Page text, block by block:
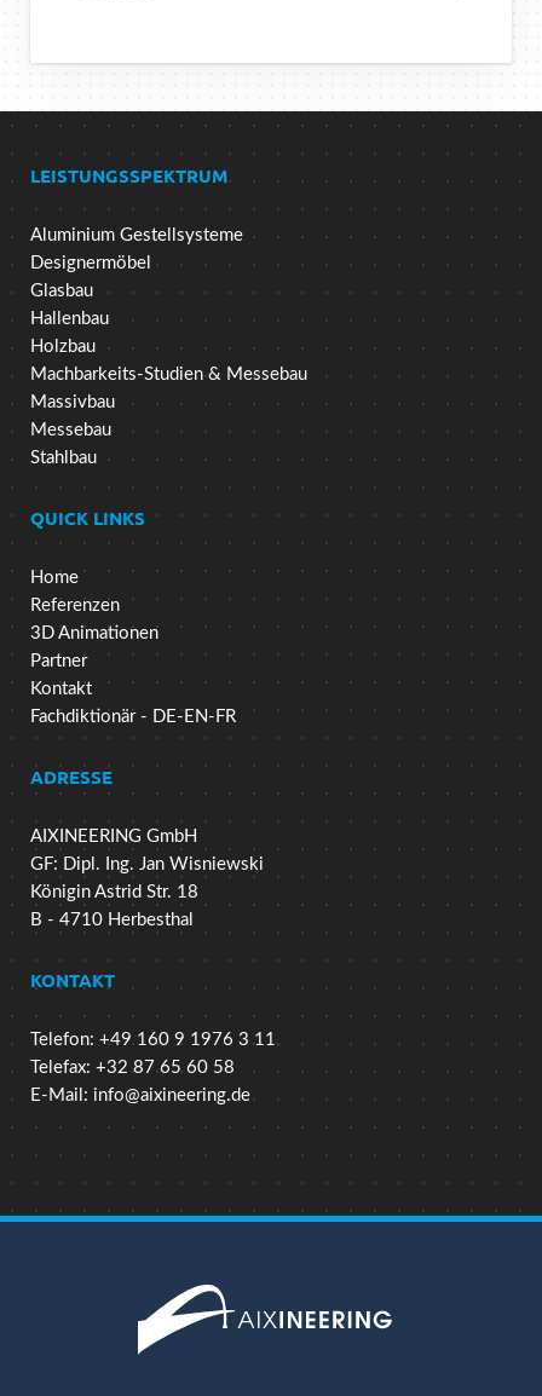
LEISTUNGSSPEKTRUM
Aluminium Gestellsysteme
Designermöbel
Glasbau
Hallenbau
Holzbau
Machbarkeits-Studien & Messebau
Massivbau
Messebau
Stahlbau
QUICK LINKS
Home
Referenzen
3D Animationen
Partner
Kontakt
Fachdiktionär - DE-EN-FR
ADRESSE
AIXINEERING GmbH
GF: Dipl. Ing. Jan Wisniewski
Königin Astrid Str. 18
B - 4710 Herbesthal
KONTAKT
Telefon: +49 160 9 1976 3 11
Telefax: +32 87 65 60 58
E-Mail: info@aixineering.de